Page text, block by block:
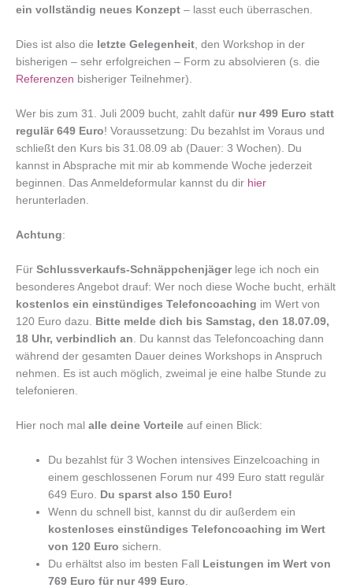
ein vollständig neues Konzept – lasst euch überraschen.
Dies ist also die letzte Gelegenheit, den Workshop in der
bisherigen – sehr erfolgreichen – Form zu absolvieren (s. die
Referenzen bisheriger Teilnehmer).
Wer bis zum 31. Juli 2009 bucht, zahlt dafür nur 499 Euro statt
regulär 649 Euro! Voraussetzung: Du bezahlst im Voraus und
schließt den Kurs bis 31.08.09 ab (Dauer: 3 Wochen). Du
kannst in Absprache mit mir ab kommende Woche jederzeit
beginnen. Das Anmeldeformular kannst du dir hier
herunterladen.
Achtung:
Für Schlussverkaufs-Schnäppchenjägerlege ich noch ein
besonderes Angebot drauf: Wer noch diese Woche bucht, erhält
kostenlos ein einstündiges Telefoncoaching im Wert von
120 Euro dazu.
Bitte melde dich bis Samstag, den 18.07.09,
18 Uhr, verbindlich an . Du kannst das Telefoncoaching dann
während der gesamten Dauer deines Workshops in Anspruch
nehmen. Es ist auch möglich, zweimal je eine halbe Stunde zu
telefonieren.
Hier noch mal alle deine Vorteile auf einen Blick:
Du bezahlst für 3 Wochen intensives Einzelcoaching in
einem geschlossenen Forum nur 499 Euro statt regulär
649 Euro. Du sparst also 150 Euro!
Wenn du schnell bist, kannst du dir außerdem ein
kostenloses einstündiges Telefoncoaching im Wert
von 120 Euro sichern.
Du erhältst also im besten Fall Leistungen im Wert von
769 Euro für nur 499 Euro